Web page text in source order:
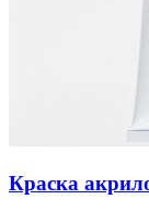
Краска